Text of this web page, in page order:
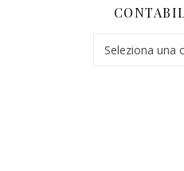
Ricerca per